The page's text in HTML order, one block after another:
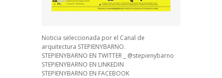
Noticia seleccionada por el Canal de
arquitectura STEPIENYBARNO.
STEPIENYBARNO EN TWITTER _ @stepienybarno
STEPIENYBARNO EN LINKEDIN
STEPIENYBARNO EN FACEBOOK